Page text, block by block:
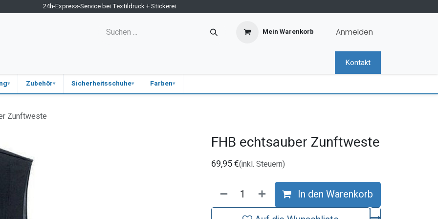
24h-Express-Service bei Textildruck + Stickerei
Mein Warenkorb Anmelden
Kontakt
Zubehör Sicherheitsschuhe Farben
Zunftweste
FHB echtsauber Zunftweste
69,95€(inkl. Steuern)
In den Warenkorb